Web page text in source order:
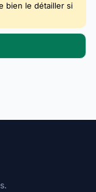
bien le détailler si